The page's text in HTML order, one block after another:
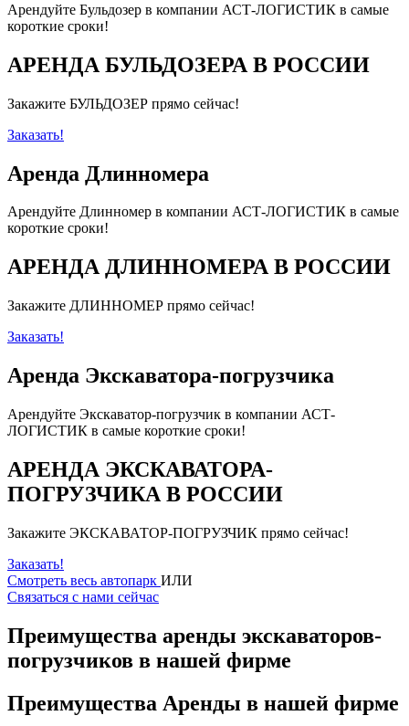
Арендуйте Бульдозер в компании АСТ-ЛОГИСТИК в самые
короткие сроки!
АРЕНДА БУЛЬДОЗЕРА В РОССИИ
Закажите БУЛЬДОЗЕР прямо сейчас!
Заказать!
Аренда Длинномера
Арендуйте Длинномер в компании АСТ-ЛОГИСТИК в самые
короткие сроки!
АРЕНДА ДЛИННОМЕРА В РОССИИ
Закажите ДЛИННОМЕР прямо сейчас!
Заказать!
Аренда Экскаватора-погрузчика
Арендуйте Экскаватор-погрузчик в компании АСТ-
ЛОГИСТИК в самые короткие сроки!
АРЕНДА ЭКСКАВАТОРА-
ПОГРУЗЧИКА В РОССИИ
Закажите ЭКСКАВАТОР-ПОГРУЗЧИК прямо сейчас!
Заказать!
Смотреть весь автопарк ИЛИ
Связаться с нами сейчас
Преимущества аренды экскаваторов-
погрузчиков в нашей фирме
Преимущества Аренды в нашей фирме